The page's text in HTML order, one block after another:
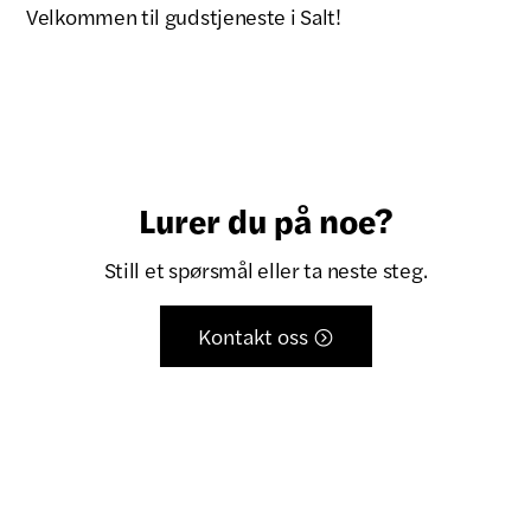
Velkommen til gudstjeneste i Salt!
Lurer du på noe?
Still et spørsmål eller ta neste steg.
Kontakt oss 